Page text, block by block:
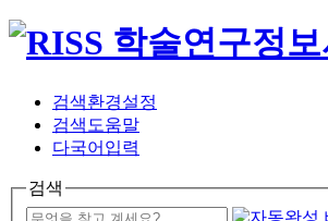
검색환경설정
검색도움말
다국어입력
검색